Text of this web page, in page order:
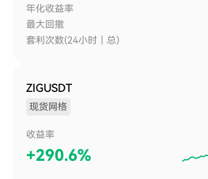
年化收益率
最大回撤
套利次数(24小时｜总)
ZIGUSDT
现货网格
收益率
+290.6%